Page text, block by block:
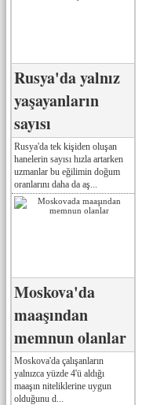
Rusya'da yalnız
yaşayanların
sayısı
Rusya'da tek kişiden oluşan
hanelerin sayısı hızla artarken
uzmanlar bu eğilimin doğum
oranlarını daha da aş...
Moskova'da
maaşından
memnun olanlar
Moskova'da çalışanların
yalnızca yüzde 4'ü aldığı
maaşın niteliklerine uygun
olduğunu d...